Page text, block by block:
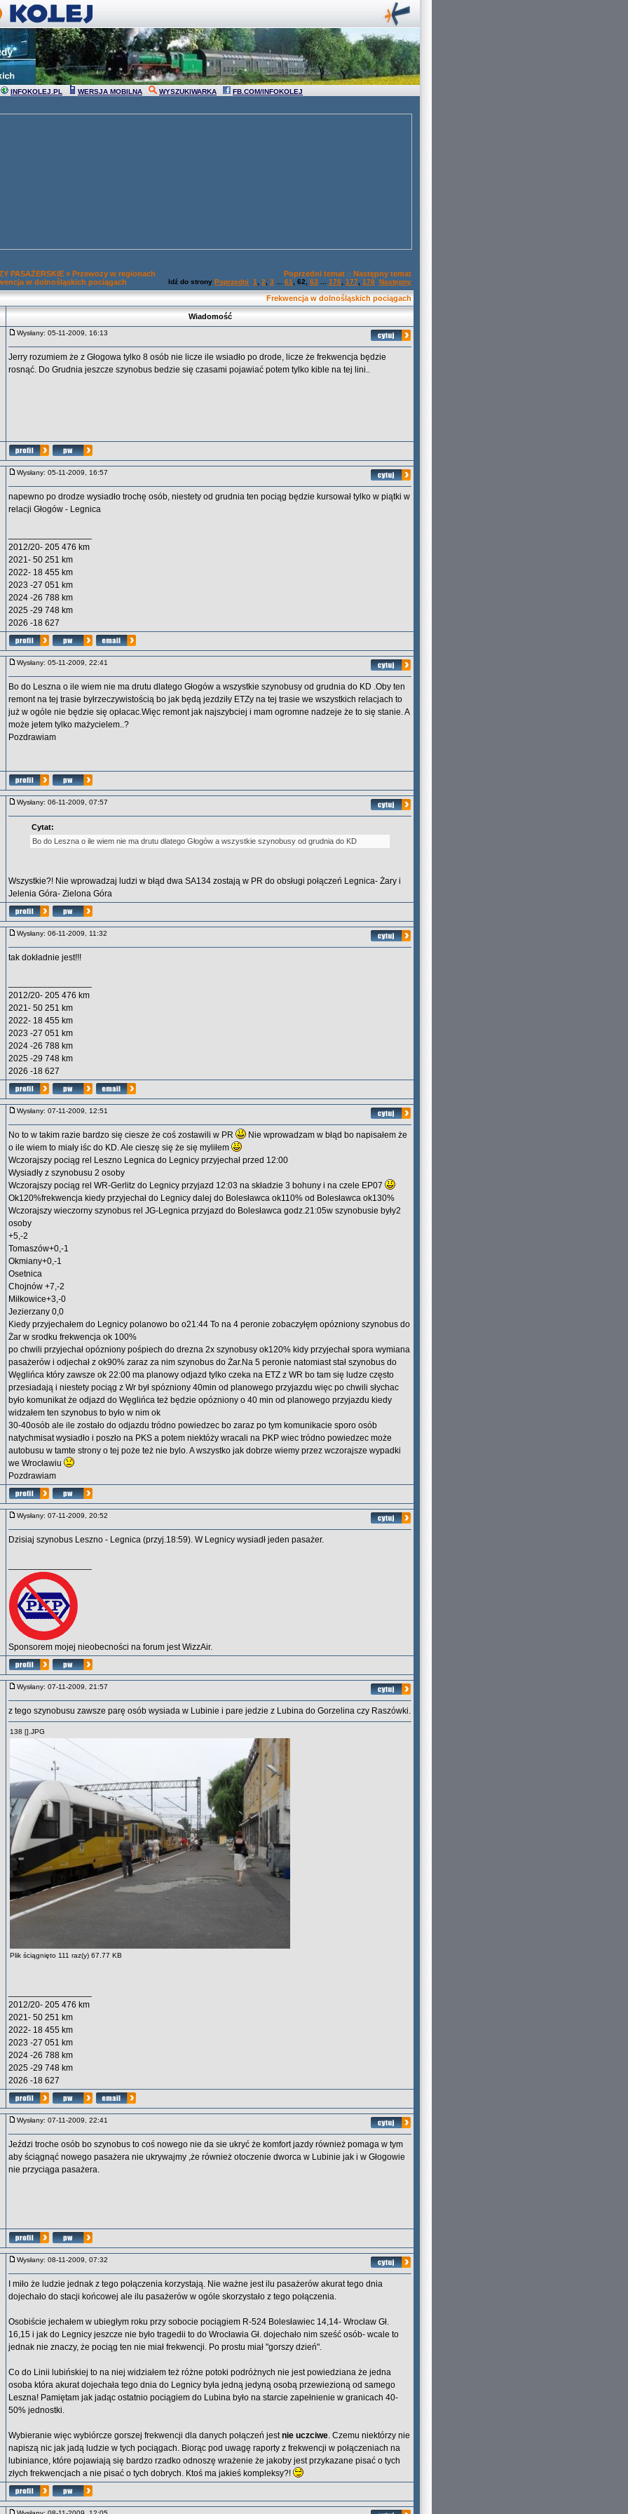
INFOKOLEJ.PL WERSJA MOBILNA WYSZUKIWARKA FB.COM/INFOKOLEJ
PASAŻERSKIE » Przewozy w regionach
w dolnośląskich pociągach
Poprzedni temat :: Następny temat
Idź do strony Poprzedni 1 2 3 61 62 63 176 177 178 Następny
Frekwencja w dolnośląskich pociągach
Wiadomość
Wysłany: 05-11-2009, 16:13
Jerry rozumiem że z Głogowa tylko 8 osób nie licze ile wsiadło po drode, licze że frekwencja będzie
rosnąć. Do Grudnia jeszcze szynobus bedzie się czasami pojawiać potem tylko kible na tej lini..
Wysłany: 05-11-2009, 16:57
napewno po drodze wysiadło trochę osób, niestety od grudnia ten pociąg będzie kursował tylko w piątki w
relacji Głogów - Legnica
2012/20- 205 476 km
2021- 50 251 km
2022- 18 455 km
2023 -27 051 km
2024 -26 788 km
2025 -29 748 km
2026 -18 627
Wysłany: 05-11-2009, 22:41
Bo do Leszna o ile wiem nie ma drutu dlatego Głogów a wszystkie szynobusy od grudnia do KD .Oby ten
remont na tej trasie byłrzeczywistością bo jak będą jezdziły ETZy na tej trasie we wszystkich relacjach to
już w ogóle nie będzie się opłacac.Więc remont jak najszybciej i mam ogromne nadzeje że to się stanie. A
może jetem tylko mażycielem..?
Pozdrawiam
Wysłany: 06-11-2009, 07:57
Cytat:
Bo do Leszna o ile wiem nie ma drutu dlatego Głogów a wszystkie szynobusy od grudnia do KD
Wszystkie?! Nie wprowadzaj ludzi w błąd dwa SA134 zostają w PR do obsługi połączeń Legnica- Żary i
Jelenia Góra- Zielona Góra
Wysłany: 06-11-2009, 11:32
tak dokładnie jest!!!
2012/20- 205 476 km
2021- 50 251 km
2022- 18 455 km
2023 -27 051 km
2024 -26 788 km
2025 -29 748 km
2026 -18 627
Wysłany: 07-11-2009, 12:51
No to w takim razie bardzo się ciesze że coś zostawili w PR
Nie wprowadzam w błąd bo napisałem że
o ile wiem to miały iśc do KD. Ale cieszę się że się myliłem
Wczorajszy pociąg rel Leszno Legnica do Legnicy przyjechał przed 12:00
Wysiadły z szynobusu 2 osoby
Wczorajszy pociąg rel WR-Gerlitz do Legnicy przyjazd 12:03 na składzie 3 bohuny i na czele EP07
Ok120%frekwencja kiedy przyjechał do Legnicy dalej do Bolesławca ok110% od Bolesławca ok130%
Wczorajszy wieczorny szynobus rel JG-Legnica przyjazd do Bolesławca godz.21:05w szynobusie były2
osoby
+5,-2
Tomaszów+0,-1
Okmiany+0,-1
Osetnica
Chojnów +7,-2
Miłkowice+3,-0
Jezierzany 0,0
Kiedy przyjechałem do Legnicy polanowo bo o21:44 To na 4 peronie zobaczyłęm opózniony szynobus do
Żar w srodku frekwencja ok 100%
po chwili przyjechał opózniony pośpiech do drezna 2x szynobusy ok120% kidy przyjechał spora wymiana
pasażerów i odjechał z ok90% zaraz za nim szynobus do Żar.Na 5 peronie natomiast stał szynobus do
Węglińca który zawsze ok 22:00 ma planowy odjazd tylko czeka na ETZ z WR bo tam się ludze często
przesiadają i niestety pociąg z Wr był spózniony 40min od planowego przyjazdu więc po chwili słychac
było komunikat że odjazd do Węglińca też będzie opózniony o 40 min od planowego przyjazdu kiedy
widzałem ten szynobus to było w nim ok
30-40osób ale ile zostało do odjazdu tródno powiedzec bo zaraz po tym komunikacie sporo osób
natychmisat wysiadło i poszło na PKS a potem niektóży wracali na PKP wiec tródno powiedzec może
autobusu w tamte strony o tej poże też nie bylo. A wszystko jak dobrze wiemy przez wczorajsze wypadki
we Wrocławiu
Pozdrawiam
Wysłany: 07-11-2009, 20:52
Dzisiaj szynobus Leszno - Legnica (przyj.18:59). W Legnicy wysiadł jeden pasażer.
Sponsorem mojej nieobecności na forum jest WizzAir.
Wysłany: 07-11-2009, 21:57
z tego szynobusu zawsze parę osób wysiada w Lubinie i pare jedzie z Lubina do Gorzelina czy Raszówki.
138 [].JPG
Plik ściągnięto 111 raz(y) 67.77 KB
2012/20- 205 476 km
2021- 50 251 km
2022- 18 455 km
2023 -27 051 km
2024 -26 788 km
2025 -29 748 km
2026 -18 627
Wysłany: 07-11-2009, 22:41
Jeździ troche osób bo szynobus to coś nowego nie da sie ukryć że komfort jazdy również pomaga w tym
aby ściągnąć nowego pasażera nie ukrywajmy ,że również otoczenie dworca w Lubinie jak i w Głogowie
nie przyciąga pasażera.
Wysłany: 08-11-2009, 07:32
I miło że ludzie jednak z tego połączenia korzystają. Nie ważne jest ilu pasażerów akurat tego dnia
dojechało do stacji końcowej ale ilu pasażerów w ogóle skorzystało z tego połączenia.
Osobiście jechałem w ubiegłym roku przy sobocie pociągiem R-524 Bolesławiec 14,14- Wrocław Gł.
16,15 i jak do Legnicy jeszcze nie było tragedii to do Wrocławia Gł. dojechało nim sześć osób- wcale to
jednak nie znaczy, że pociąg ten nie miał frekwencji. Po prostu miał "gorszy dzień".
Co do Linii lubińskiej to na niej widziałem też różne potoki podróżnych nie jest powiedziana że jedna
osoba która akurat dojechała tego dnia do Legnicy była jedną jedyną osobą przewiezioną od samego
Leszna! Pamiętam jak jadąc ostatnio pociągiem do Lubina było na starcie zapełnienie w granicach 40-
50% jednostki.
Wybieranie więc wybiórcze gorszej frekwencji dla danych połączeń jestnie uczciwe. Czemu niektórzy nie
napiszą nic jak jadą ludzie w tych pociągach. Biorąc pod uwagę raporty z frekwencji w połączeniach na
lubiniance, które pojawiają się bardzo rzadko odnoszę wrażenie że jakoby jest przykazane pisać o tych
złych frekwencjach a nie pisać o tych dobrych. Ktoś ma jakieś kompleksy?!